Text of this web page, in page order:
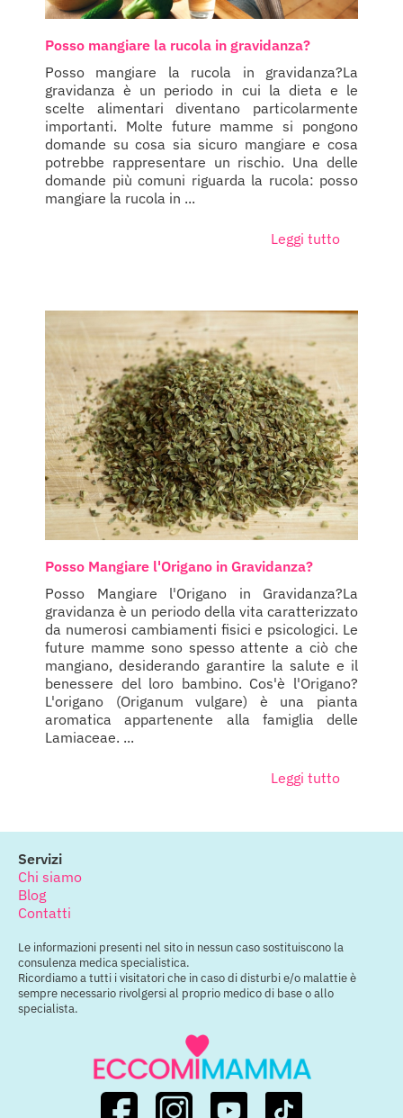
Posso mangiare la rucola in gravidanza?
Posso mangiare la rucola in gravidanza?La
gravidanza è un periodo in cui la dieta e le
scelte alimentari diventano particolarmente
importanti. Molte future mamme si pongono
domande su cosa sia sicuro mangiare e cosa
potrebbe rappresentare un rischio. Una delle
domande più comuni riguarda la rucola: posso
mangiare la rucola in ...
Leggi tutto
Posso Mangiare l'Origano in Gravidanza?
Posso Mangiare l'Origano in Gravidanza?La
gravidanza è un periodo della vita caratterizzato
da numerosi cambiamenti fisici e psicologici. Le
future mamme sono spesso attente a ciò che
mangiano, desiderando garantire la salute e il
benessere del loro bambino. Cos'è l'Origano?
L'origano (Origanum vulgare) è una pianta
aromatica appartenente alla famiglia delle
Lamiaceae. ...
Leggi tutto
Servizi
Chi siamo
Blog
Contatti
Le informazioni presenti nel sito in nessun caso sostituiscono la
consulenza medica specialistica.
Ricordiamo a tutti i visitatori che in caso di disturbi e/o malattie è
sempre necessario rivolgersi al proprio medico di base o allo
specialista.